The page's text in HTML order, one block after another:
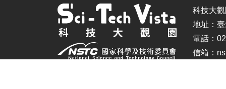
科技大
地址：
電話：
信箱：